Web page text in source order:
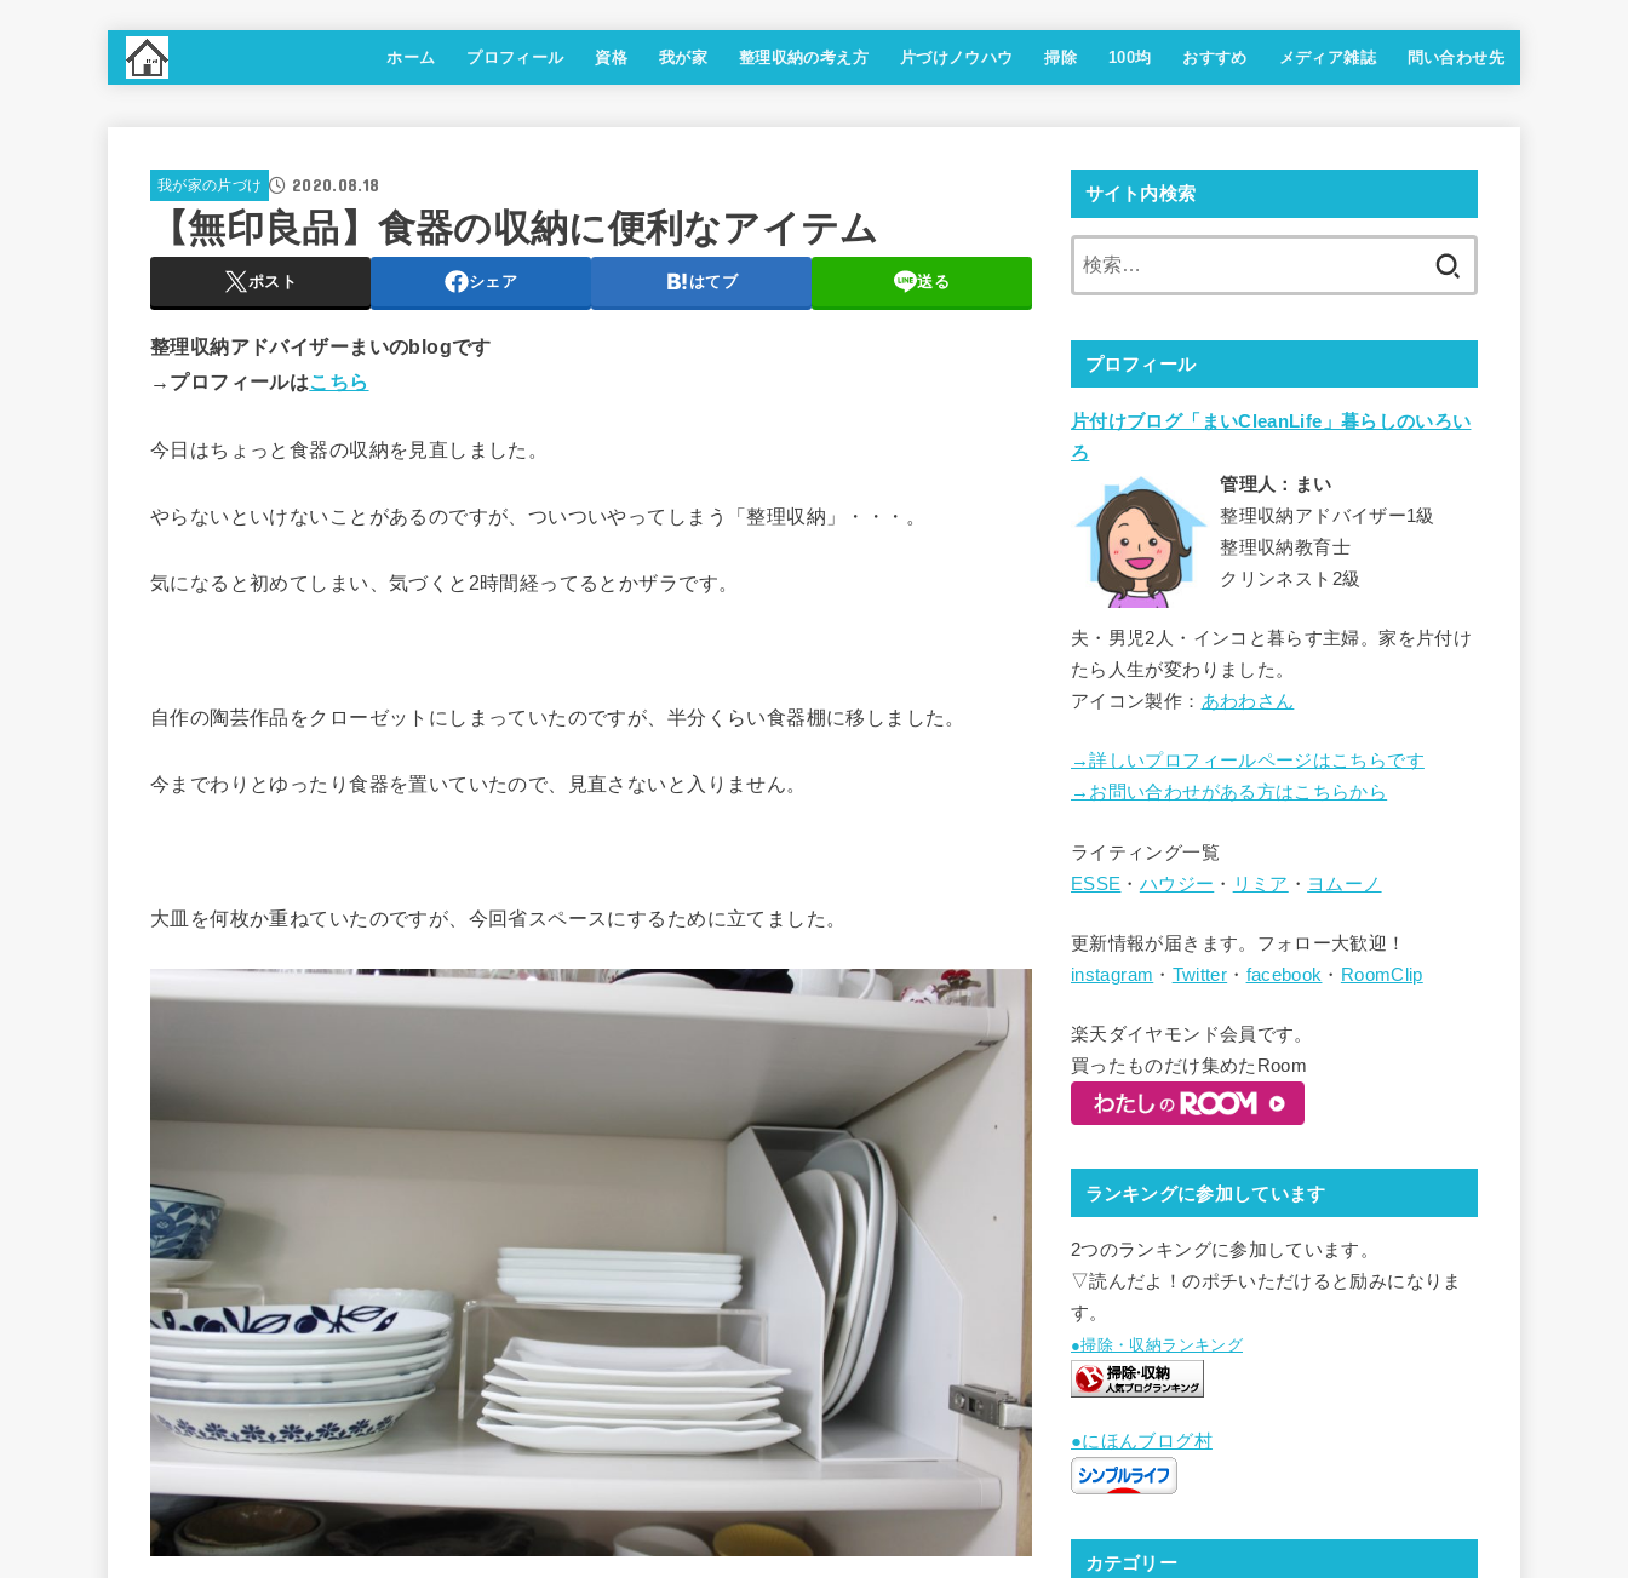
ホーム プロフィール 資格 我が家 整理収納の考え方 片づけノウハウ 掃除 100均 おすすめ メディア雑誌 問い合わせ先
我が家の片づけ 2020.08.18
【無印良品】食器の収納に便利なアイテム
ポスト シェア はてブ 送る
整理収納アドバイザーまいのblogです
→プロフィールはこちら
今日はちょっと食器の収納を見直しました。
やらないといけないことがあるのですが、ついついやってしまう「整理収納」・・・。
気になると初めてしまい、気づくと2時間経ってるとかザラです。
自作の陶芸作品をクローゼットにしまっていたのですが、半分くらい食器棚に移しました。
今までわりとゆったり食器を置いていたので、見直さないと入りません。
大皿を何枚か重ねていたのですが、今回省スペースにするために立てました。
サイト内検索
プロフィール
片付けブログ「まいCleanLife」暮らしのいろい
ろ
管理人：まい
整理収納アドバイザー1級
整理収納教育士
クリンネスト2級
夫・男児2人・インコと暮らす主婦。家を片付け
たら人生が変わりました。
アイコン製作： あわわさん
→詳しいプロフィールページはこちらです
→お問い合わせがある方はこちらから
ライティング一覧
ESSE ・ ハウジー ・ リミア ・ ヨムーノ
更新情報が届きます。フォロー大歓迎！
instagram ・ Twitter ・ facebook ・ RoomClip
楽天ダイヤモンド会員です。
買ったものだけ集めたRoom
ランキングに参加しています
2つのランキングに参加しています。
▽読んだよ！のポチいただけると励みになりま
す。
●掃除・収納ランキング
●にほんブログ村
カテゴリー